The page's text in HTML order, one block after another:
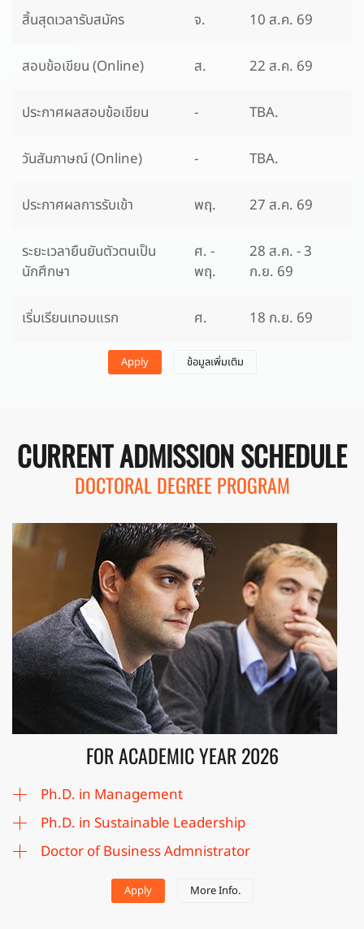
สิ้นสุดเวลารับสมัคร จ. 10 ส.ค. 69
สอบข้อเขียน (Online) ส. 22 ส.ค. 69
ประกาศผลสอบข้อเขียน - TBA.
วันสัมภาษณ์ (Online) - TBA.
ประกาศผลการรับเข้า พฤ. 27 ส.ค. 69
ระยะเวลายืนยันตัวตนเป็น
นักศึกษา
ศ. -
พฤ.
28 ส.ค. - 3
ก.ย. 69
เริ่มเรียนเทอมแรก ศ. 18 ก.ย. 69
Apply ข้อมูลเพิ่มเติม
CURRENT ADMISSION SCHEDULE
DOCTORAL DEGREE PROGRAM
FOR ACADEMIC YEAR 2026
Ph.D. in Management
Ph.D. in Sustainable Leadership
Doctor of Business Admnistrator
Apply More Info.